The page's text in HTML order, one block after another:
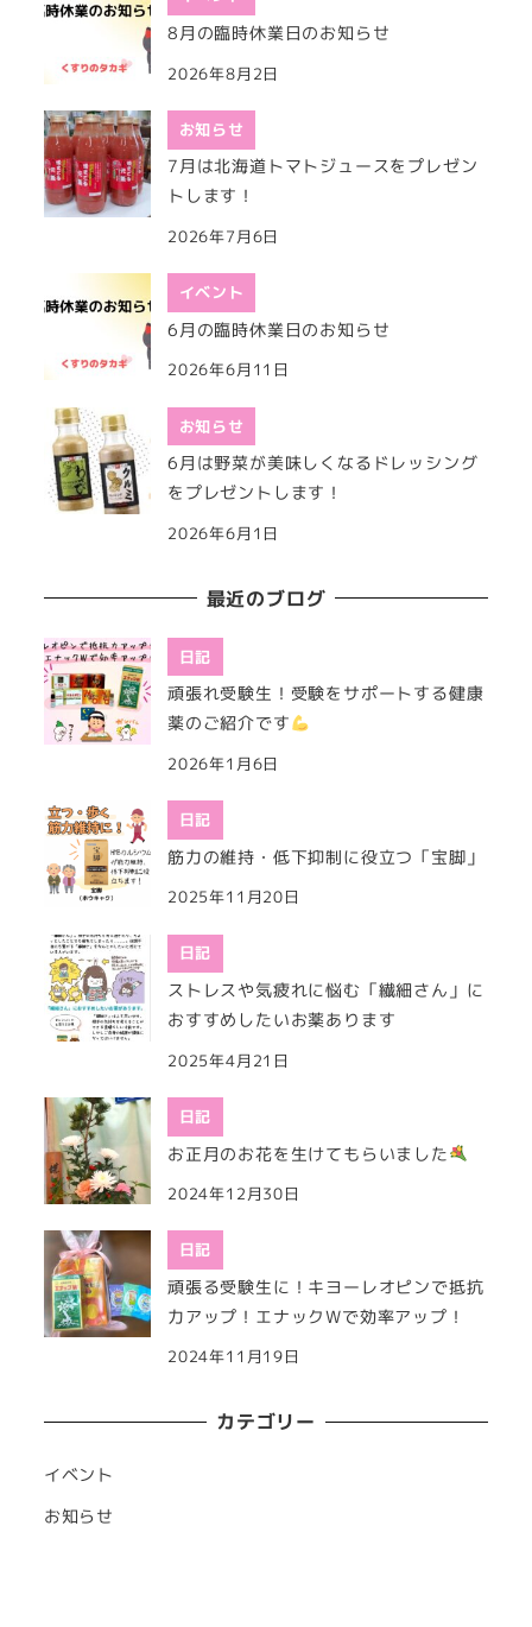
8月の臨時休業日のお知らせ
2026年8月2日
お知らせ
7月は北海道トマトジュースをプレゼン
トします！
2026年7月6日
イベント
6月の臨時休業日のお知らせ
2026年6月11日
お知らせ
6月は野菜が美味しくなるドレッシング
をプレゼントします！
2026年6月1日
最近のブログ
日記
頑張れ受験生！受験をサポートする健康
薬のご紹介です
2026年1月6日
日記
筋力の維持・低下抑制に役立つ「宝脚」
2025年11月20日
日記
ストレスや気疲れに悩む「繊細さん」に
おすすめしたいお薬あります
2025年4月21日
日記
お正月のお花を生けてもらいました
2024年12月30日
日記
頑張る受験生に！キヨーレオピンで抵抗
力アップ！エナックWで効率アップ！
2024年11月19日
カテゴリー
イベント
お知らせ